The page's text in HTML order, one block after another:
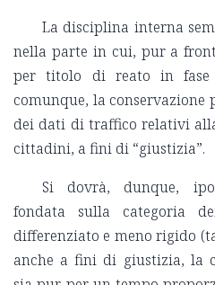
La disciplina interna
nella parte in cui, pur a
per titolo di reato in fase
comunque, la conservazione
dei dati di traffico relativi
cittadini, a fini di “giustizia”.
Si dovrà, dunque,
fondata sulla categoria
differenziato e meno rigido
anche a fini di giustizia, la